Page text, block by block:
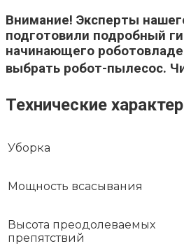
Внимание! Эксперты
подготовили подробный
начинающего
выбрать робот-пылесос.
Технические
Уборка
Мощность всасывания
Высота преодолеваемых
препятствий